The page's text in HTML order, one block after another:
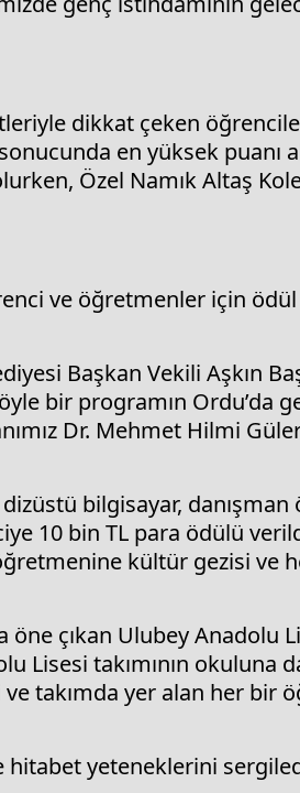
dikkat çeken
en yüksek puanı
Özel Namık Altaş
ve öğretmenler için
Başkan Vekili Aşkın
bir programın Ordu’da
Dr. Mehmet Hilmi
bilgisayar,
10 bin TL para ödülü
kültür gezisi ve
öne çıkan Ulubey Anadolu
Lisesi takımının okuluna
takımda yer alan her bir
yeteneklerini